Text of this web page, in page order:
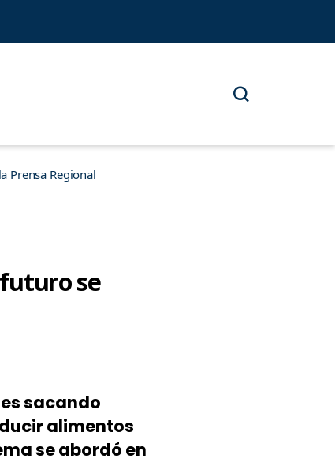
Prensa Regional
se
sacando
alimentos
seabordó en